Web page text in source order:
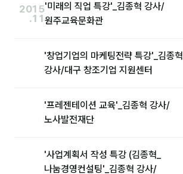
최지혜
대면교육 후기
담당자·교육생 피드백
고객사 레퍼런스
2015
.11
'미래의 직업 특강'_김종혁 강사/
원주교육문화관
'창업기업의 마케팅전략 특강'_김종혁
강사/대구 창조기업 지원센터
'프레젠테이션 교육'_김종혁 강사/
노사발전재단
'사업계획서 작성 특강 (김종혁_
나눔경영컨설팅'_김종혁 강사/